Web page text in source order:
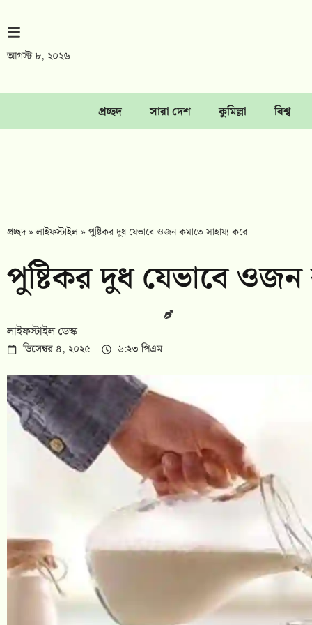
আগস্ট ৮, ২০২৬
প্রচ্ছদ সারা দেশ কুমিল্লা বিশ্ব
প্রচ্ছদ»লাইফস্টাইল »পুষ্টিকর দুধ যেভাবে ওজন কমাতে সাহায্য করে
পুষ্টিকর দুধ যেভাবে ওজন
লাইফস্টাইল ডেস্ক
ডিসেম্বর ৪, ২০২৫ ৬:২৩ পিএম